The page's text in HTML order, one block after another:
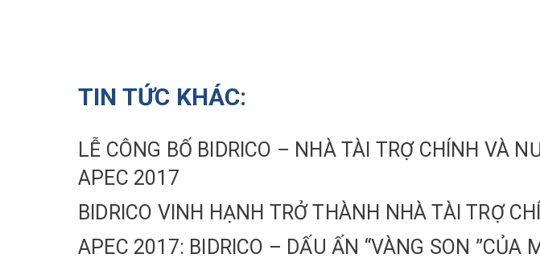
TIN TỨC KHÁC:
LỄ CÔNG BỐ BIDRICO – NHÀ TÀI TRỢ CHÍNH VÀ
APEC 2017
BIDRICO VINH HẠNH TRỞ THÀNH NHÀ TÀI TRỢ
APEC 2017: BIDRICO – DẤU ẤN “VÀNG SON ”CỦA